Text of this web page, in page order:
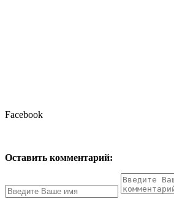
Facebook
Оставить комментарий: